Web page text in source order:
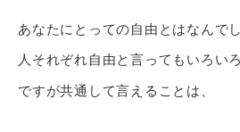
あなたにとっての自由とはなんで
人それぞれ自由と言ってもいろい
ですが共通して言えることは、